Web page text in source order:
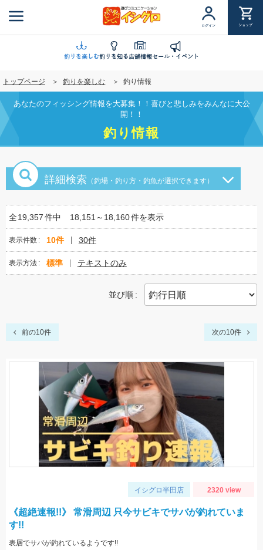
ン
に
移
動
ログイン ショップ
釣りを楽しむ釣りを知る店舗情報セール・イベント
トップページ 釣りを楽しむ 釣り情報
あなたのフィッシング情報を大募集！！喜びと悲しみをみんなに大公
開！！
釣り情報
詳細検索 （釣場・釣り方・釣魚が選択できます）
全19,357件中 18,151～18,160件を表示
表示件数 10件 30件
表示方法 標準 テキストのみ
並び順
前の10件 次の10件
イシグロ半田店 2320 view
《超絶速報!!》 常滑周辺 只今サビキでサバが釣れていま
す!!
表層でサバが釣れているようです!!